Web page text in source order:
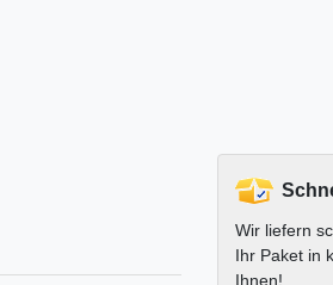
Wir liefern
Ihr Paket in
Ihnen!